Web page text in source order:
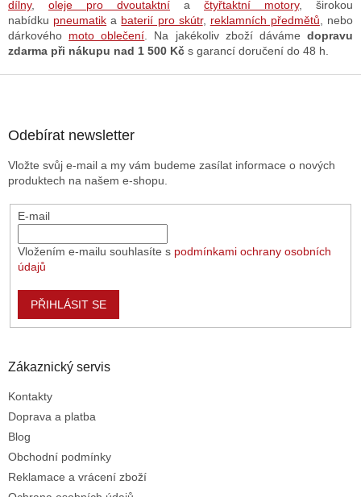
k
y
v
p
dílny, oleje pro dvoutaktní a čtyřtaktní motory, širokou
nabídku pneumatik a baterií pro skútr, reklamních předmětů , nebo
dárkového moto oblečení . Na jakékoliv zboží dávámedopravu
zdarma při nákupu nad 1 500 Kč s garancí doručení do 48 h.
Odebírat newsletter
Vložte svůj e-mail a my vám budeme zasílat informace o nových
produktech na našem e-shopu.
E-mail
Vložením e-mailu souhlasíte s podmínkami ochrany osobních
údajů
PŘIHLÁSIT SE
Zákaznický servis
Kontakty
Doprava a platba
Blog
Obchodní podmínky
Reklamace a vrácení zboží